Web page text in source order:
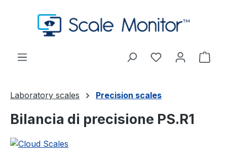
Passa al contenuto principale
Hai 0 articoliIl
Laboratory scales Precision scales
Bilancia di precisione PS.R1